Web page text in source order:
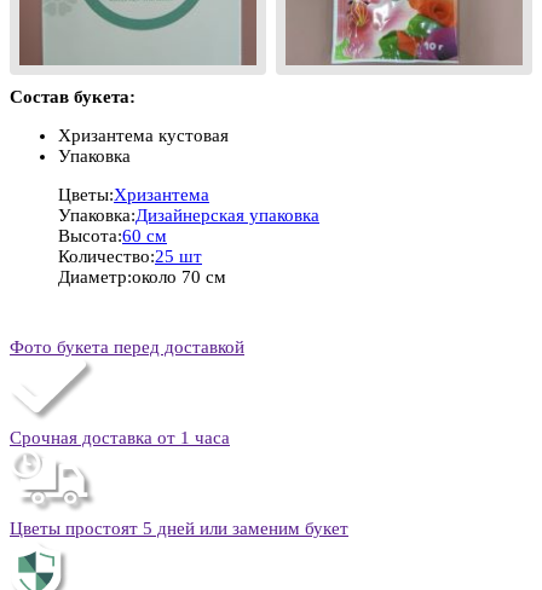
Состав букета:
Хризантема кустовая
Упаковка
Цветы:Хризантема
Упаковка:Дизайнерская упаковка
Высота:60 см
Количество:25 шт
Диаметр:около 70 см
Фото букета перед доставкой
Срочная доставка от 1 часа
Цветы простоят 5 дней или заменим букет